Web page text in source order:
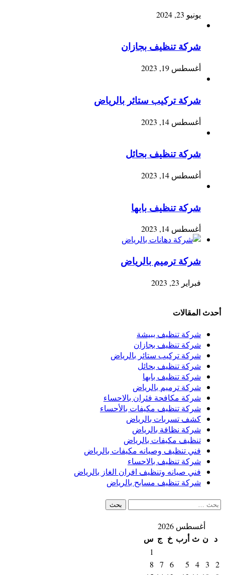
يونيو 23, 2024
شركة تنظيف بجازان
أغسطس 19, 2023
شركة تركيب ستائر بالرياض
أغسطس 14, 2023
شركة تنظيف بحائل
أغسطس 14, 2023
شركة تنظيف بابها
أغسطس 14, 2023
شركة ترميم بالرياض
فبراير 23, 2023
أحدث المقالات
شركة تنظيف ببيشة
شركة تنظيف بجازان
شركة تركيب ستائر بالرياض
شركة تنظيف بحائل
شركة تنظيف بابها
شركة ترميم بالرياض
شركة مكافحة فئران بالاحساء
شركة تنظيف مكيفات بالأحساء
كشف تسربات بالرياض
شركة نظافة بالرياض
تنظيف مكيفات بالرياض
فني تنظيف وصيانه مكيفات بالرياض
شركة تنظيف بالاحساء
فني صيانه وتنظيف افران الغاز بالرياض
شركة تنظيف مسابح بالرياض
البحث
عن:
أغسطس 2026
د ن ث أرب خ ج س
1
2
3
4
5
6
7
8